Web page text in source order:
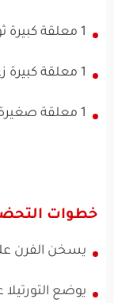
1 معلقة كبيرة ثوم مفروم
1 معلقة كبيرة زعتر مجفف
1 معلقة صغيرة ريحان مجفف
خطوات
يسخن الفرن على
يوضع